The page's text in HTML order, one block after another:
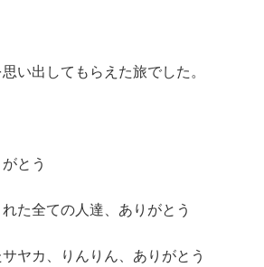
い出してもらえた旅でした。
とう
た全ての人達、ありがとう
ヤカ、りんりん、ありがとう